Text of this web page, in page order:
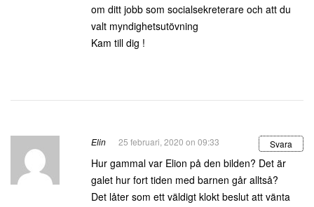
om ditt jobb som socialsekreterare och att du
valt myndighetsutövning
Kam till dig !
Elin 25 februari, 2020 on 09:33 Svara
Hur gammal var Elion på den bilden? Det är
galet hur fort tiden med barnen går alltså?
Det låter som ett väldigt klokt beslut att vänta